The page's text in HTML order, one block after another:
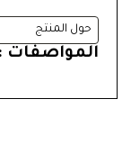
حول المنتج
المواصفات :